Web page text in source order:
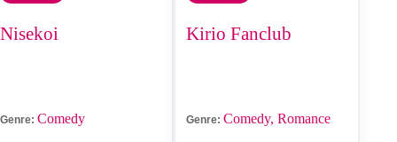
Nisekoi
Genre: Comedy
Kirio Fanclub
Genre: Comedy, Romance